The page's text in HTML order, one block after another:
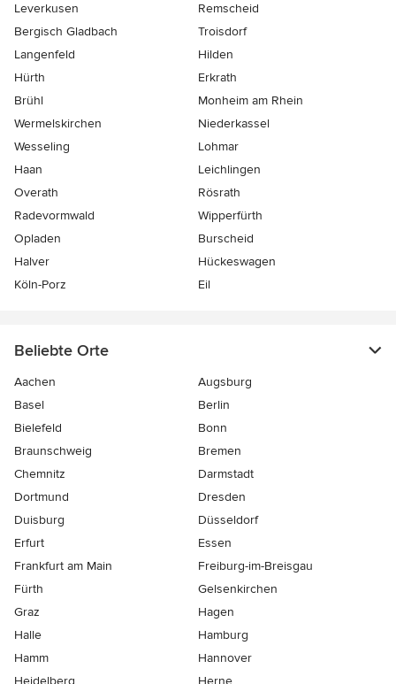
Leverkusen
Remscheid
Bergisch Gladbach
Troisdorf
Langenfeld
Hilden
Hürth
Erkrath
Brühl
Monheim am Rhein
Wermelskirchen
Niederkassel
Wesseling
Lohmar
Haan
Leichlingen
Overath
Rösrath
Radevormwald
Wipperfürth
Opladen
Burscheid
Halver
Hückeswagen
Köln-Porz
Eil
Beliebte Orte
Aachen
Augsburg
Basel
Berlin
Bielefeld
Bonn
Braunschweig
Bremen
Chemnitz
Darmstadt
Dortmund
Dresden
Duisburg
Düsseldorf
Erfurt
Essen
Frankfurt am Main
Freiburg-im-Breisgau
Fürth
Gelsenkirchen
Graz
Hagen
Halle
Hamburg
Hamm
Hannover